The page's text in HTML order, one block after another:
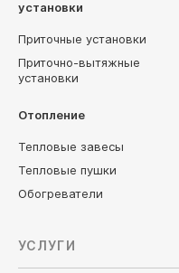
установки
Приточные установки
Приточно-вытяжные
установки
Отопление
Тепловые завесы
Тепловые пушки
Обогреватели
УСЛУГИ